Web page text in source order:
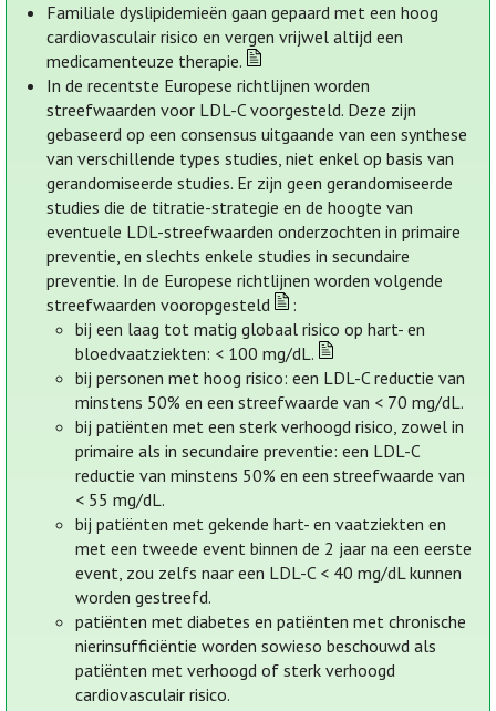
Familiale dyslipidemieën gaan gepaard met een hoog
cardiovasculair risico en vergen vrijwel altijd een
medicamenteuze therapie.
In de recentste Europese richtlijnen worden
streefwaarden voor LDL-C voorgesteld. Deze zijn
gebaseerd op een consensus uitgaande van een synthese
van verschillende types studies, niet enkel op basis van
gerandomiseerde studies. Er zijn geen gerandomiseerde
studies die de titratie-strategie en de hoogte van
eventuele LDL-streefwaarden onderzochten in primaire
preventie, en slechts enkele studies in secundaire
preventie. In de Europese richtlijnen worden volgende
streefwaarden vooropgesteld
:
bij een laag tot matig globaal risico op hart- en
bloedvaatziekten: < 100 mg/dL.
bij personen met hoog risico: een LDL-C reductie van
minstens 50% en een streefwaarde van < 70 mg/dL.
bij patiënten met een sterk verhoogd risico, zowel in
primaire als in secundaire preventie: een LDL-C
reductie van minstens 50% en een streefwaarde van
< 55 mg/dL.
bij patiënten met gekende hart- en vaatziekten en
met een tweede event binnen de 2 jaar na een eerste
event, zou zelfs naar een LDL-C < 40 mg/dL kunnen
worden gestreefd.
patiënten met diabetes en patiënten met chronische
nierinsufficiëntie worden sowieso beschouwd als
patiënten met verhoogd of sterk verhoogd
cardiovasculair risico.